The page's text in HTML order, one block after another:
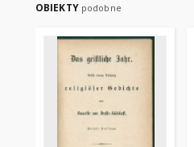
OBIEKTY podobne